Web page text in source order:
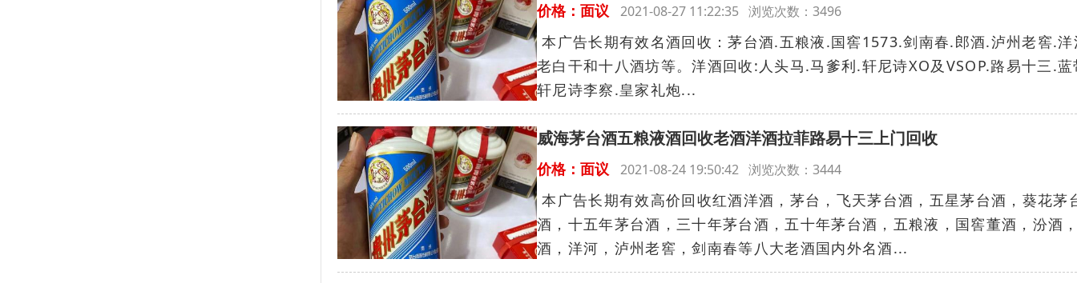
价格：面议 2021-08-27 11:22:35 浏览次数：3496
本广告长期有效名酒回收：茅台酒.五粮液.国窖1573.剑南春.郎酒.泸州老窖.
老白干和十八酒坊等。洋酒回收:人头马.马爹利.轩尼诗XO及VSOP.路易十三.
轩尼诗李察.皇家礼炮...
威海茅台酒五粮液酒回收老酒洋酒拉菲路易十三上门回收
价格：面议 2021-08-24 19:50:42 浏览次数：3444
本广告长期有效高价回收红酒洋酒，茅台，飞天茅台酒，五星茅台酒，葵花茅
酒，十五年茅台酒，三十年茅台酒，五十年茅台酒，五粮液，国窖董酒，汾酒
酒，洋河，泸州老窖，剑南春等八大老酒国内外名酒...